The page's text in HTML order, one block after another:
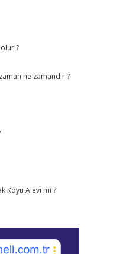
?
ne zamandır ?
Köyü Alevi mi ?